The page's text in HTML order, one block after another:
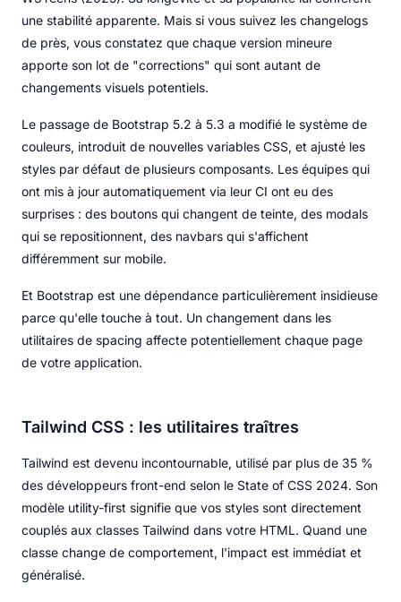
une stabilité apparente. Mais si vous suivez les changelogs
de près, vous constatez que chaque version mineure
apporte son lot de "corrections" qui sont autant de
changements visuels potentiels.
Le passage de Bootstrap 5.2 à 5.3 a modifié le système de
couleurs, introduit de nouvelles variables CSS, et ajusté les
styles par défaut de plusieurs composants. Les équipes qui
ont mis à jour automatiquement via leur CI ont eu des
surprises : des boutons qui changent de teinte, des modals
qui se repositionnent, des navbars qui s'affichent
différemment sur mobile.
Et Bootstrap est une dépendance particulièrement insidieuse
parce qu'elle touche à tout. Un changement dans les
utilitaires de spacing affecte potentiellement chaque page
de votre application.
Tailwind CSS : les utilitaires traîtres
Tailwind est devenu incontournable, utilisé par plus de 35 %
des développeurs front-end selon le State of CSS 2024. Son
modèle utility-first signifie que vos styles sont directement
couplés aux classes Tailwind dans votre HTML. Quand une
classe change de comportement, l'impact est immédiat et
généralisé.